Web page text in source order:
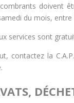
doivent
du mois,
services sont
contactez la